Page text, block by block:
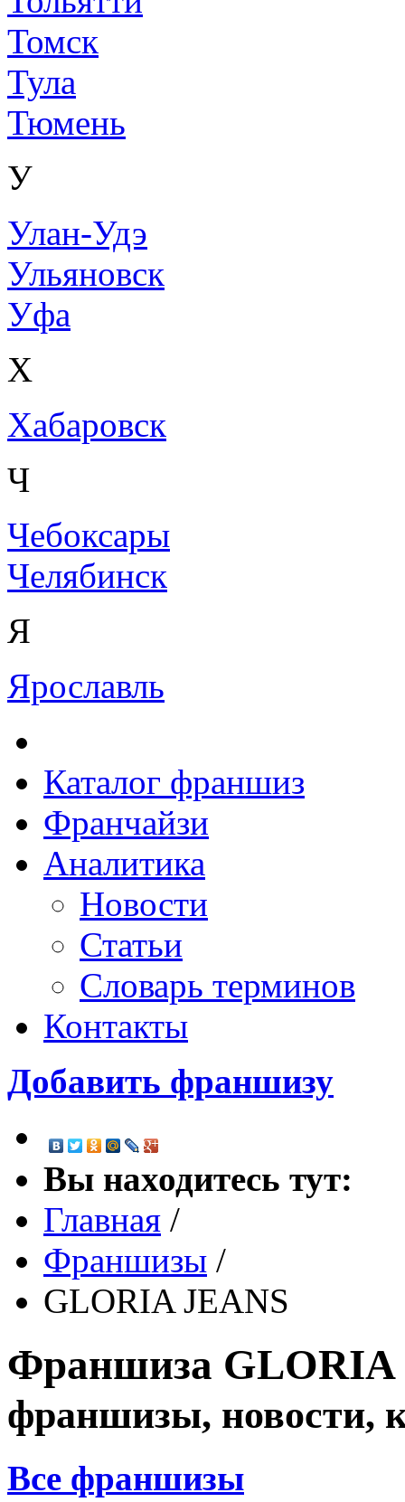
Томск
Тула
Тюмень
У
Улан-Удэ
Ульяновск
Уфа
Х
Хабаровск
Ч
Чебоксары
Челябинск
Я
Ярославль
Каталог франшиз
Франчайзи
Аналитика
Новости
Статьи
Словарь терминов
Контакты
Добавить франшизу
Вы находитесь тут:
Главная /
Франшизы /
GLORIA JEANS
Франшиза
франшизы, новости,
Все франшизы